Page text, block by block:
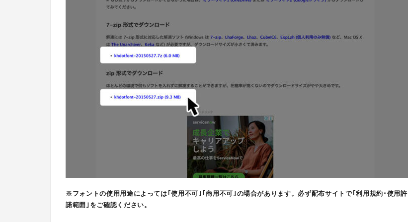
※フォントの使用用途によっては｢使用不可｣｢商用不可｣の場合があります。必ず配布サイトで｢利用規約･使用許
諾範囲｣をご確認ください。